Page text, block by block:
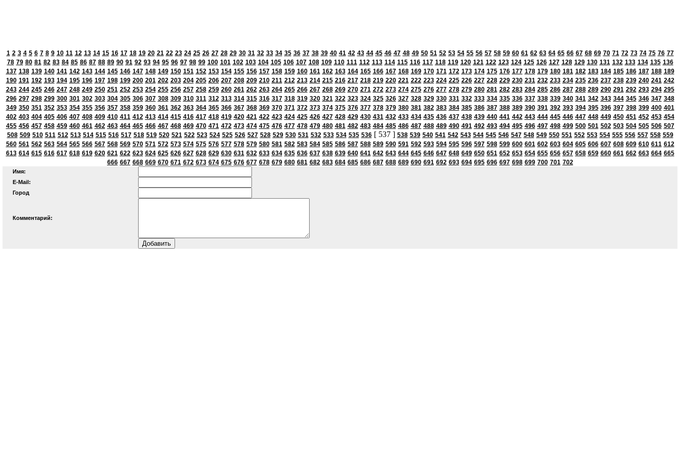
1 2 3 4 5 6 7 8 9 10 11 12 13 14 15 16 17 18 19 20 21 22 23 24 25 26 27 28 29 30 31 32 33 34 35 36 37 38 39 40 41 42 43 44 45 46 47 48 49 50 51 52 53 54 55 56 57 58 59 60 61 62 63 64 65 66 67 68 69 70 71 72 73 74 75 76 77
78 79 80 81 82 83 84 85 86 87 88 89 90 91 92 93 94 95 96 97 98 99 100 101 102 103 104 105 106 107 108 109 110 111 112 113 114 115 116 117 118 119 120 121 122 123 124 125 126 127 128 129 130 131 132 133 134 135 136
137 138 139 140 141 142 143 144 145 146 147 148 149 150 151 152 153 154 155 156 157 158 159 160 161 162 163 164 165 166 167 168 169 170 171 172 173 174 175 176 177 178 179 180 181 182 183 184 185 186 187 188 189
190 191 192 193 194 195 196 197 198 199 200 201 202 203 204 205 206 207 208 209 210 211 212 213 214 215 216 217 218 219 220 221 222 223 224 225 226 227 228 229 230 231 232 233 234 235 236 237 238 239 240 241 242
243 244 245 246 247 248 249 250 251 252 253 254 255 256 257 258 259 260 261 262 263 264 265 266 267 268 269 270 271 272 273 274 275 276 277 278 279 280 281 282 283 284 285 286 287 288 289 290 291 292 293 294 295
296 297 298 299 300 301 302 303 304 305 306 307 308 309 310 311 312 313 314 315 316 317 318 319 320 321 322 323 324 325 326 327 328 329 330 331 332 333 334 335 336 337 338 339 340 341 342 343 344 345 346 347 348
349 350 351 352 353 354 355 356 357 358 359 360 361 362 363 364 365 366 367 368 369 370 371 372 373 374 375 376 377 378 379 380 381 382 383 384 385 386 387 388 389 390 391 392 393 394 395 396 397 398 399 400 401
402 403 404 405 406 407 408 409 410 411 412 413 414 415 416 417 418 419 420 421 422 423 424 425 426 427 428 429 430 431 432 433 434 435 436 437 438 439 440 441 442 443 444 445 446 447 448 449 450 451 452 453 454
455 456 457 458 459 460 461 462 463 464 465 466 467 468 469 470 471 472 473 474 475 476 477 478 479 480 481 482 483 484 485 486 487 488 489 490 491 492 493 494 495 496 497 498 499 500 501 502 503 504 505 506 507
508 509 510 511 512 513 514 515 516 517 518 519 520 521 522 523 524 525 526 527 528 529 530 531 532 533 534 535 536[ 537 ] 538 539 540 541 542 543 544 545 546 547 548 549 550 551 552 553 554 555 556 557 558 559
560 561 562 563 564 565 566 567 568 569 570 571 572 573 574 575 576 577 578 579 580 581 582 583 584 585 586 587 588 589 590 591 592 593 594 595 596 597 598 599 600 601 602 603 604 605 606 607 608 609 610 611 612
613 614 615 616 617 618 619 620 621 622 623 624 625 626 627 628 629 630 631 632 633 634 635 636 637 638 639 640 641 642 643 644 645 646 647 648 649 650 651 652 653 654 655 656 657 658 659 660 661 662 663 664 665
666 667 668 669 670 671 672 673 674 675 676 677 678 679 680 681 682 683 684 685 686 687 688 689 690 691 692 693 694 695 696 697 698 699 700 701 702
Имя:
E-Mail:
Город
Комментарий: